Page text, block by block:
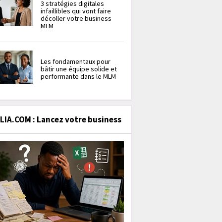
3 stratégies digitales
infaillibles qui vont faire
décoller votre business
MLM
Les fondamentaux pour
bâtir une équipe solide et
performante dans le MLM
: Lancez votre business